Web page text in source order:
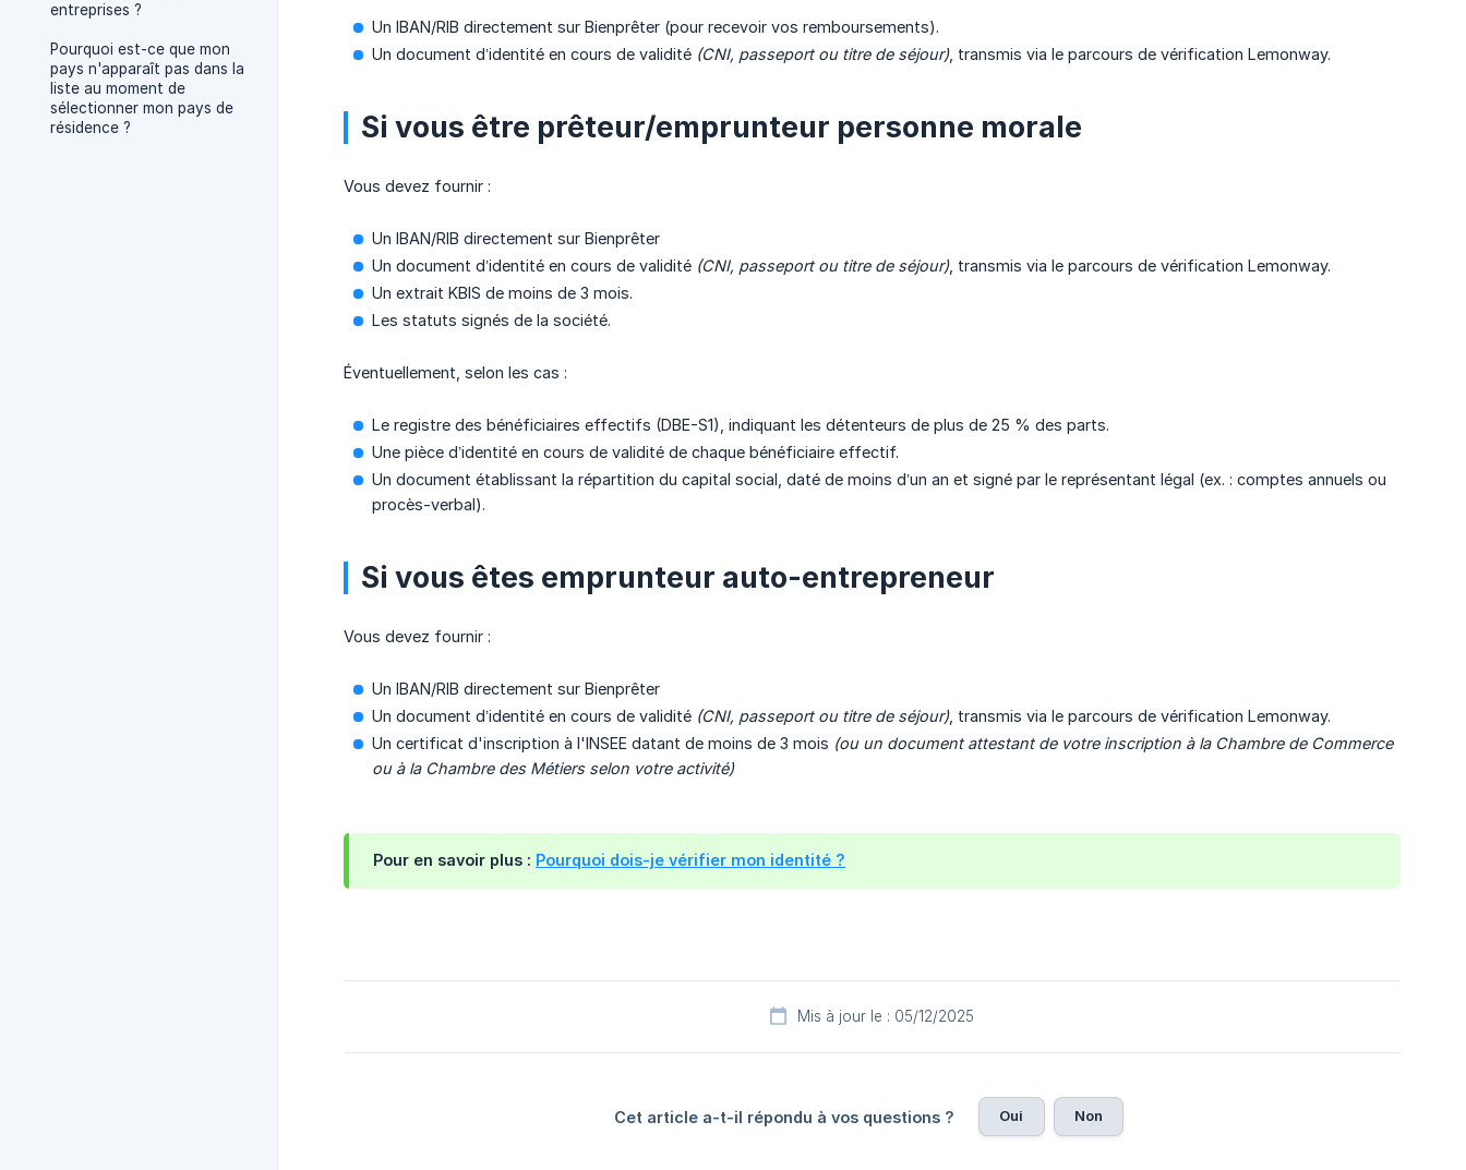
entreprises ?
Pourquoi est-ce que mon
pays n'apparaît pas dans la
liste au moment de
sélectionner mon pays de
résidence ?
Un IBAN/RIB directement sur Bienprêter (pour recevoir vos remboursements).
Un document d’identité en cours de validité (CNI, passeport ou titre de séjour), transmis via le parcours de vérification Lemonway.
Si vous être prêteur/emprunteur personne morale
Vous devez fournir :
Un IBAN/RIB directement sur Bienprêter
Un document d’identité en cours de validité (CNI, passeport ou titre de séjour), transmis via le parcours de vérification Lemonway.
Un extrait KBIS de moins de 3 mois.
Les statuts signés de la société.
Éventuellement, selon les cas :
Le registre des bénéficiaires effectifs (DBE-S1), indiquant les détenteurs de plus de 25 % des parts.
Une pièce d’identité en cours de validité de chaque bénéficiaire effectif.
Un document établissant la répartition du capital social, daté de moins d’un an et signé par le représentant légal (ex. : comptes annuels ou
procès-verbal).
Si vous êtes emprunteur auto-entrepreneur
Vous devez fournir :
Un IBAN/RIB directement sur Bienprêter
Un document d’identité en cours de validité (CNI, passeport ou titre de séjour), transmis via le parcours de vérification Lemonway.
Un certificat d'inscription à l'INSEE datant de moins de 3 mois (ou un document attestant de votre inscription à la Chambre de Commerce
ou à la Chambre des Métiers selon votre activité)
Pour en savoir plus : Pourquoi dois-je vérifier mon identité ?
Mis à jour le : 05/12/2025
Cet article a-t-il répondu à vos questions ? Oui Non